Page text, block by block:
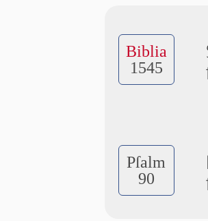
Biblia
1545
Pſalm
90